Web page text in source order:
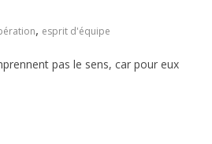
, esprit d'équipe
pas le sens, car pour eux